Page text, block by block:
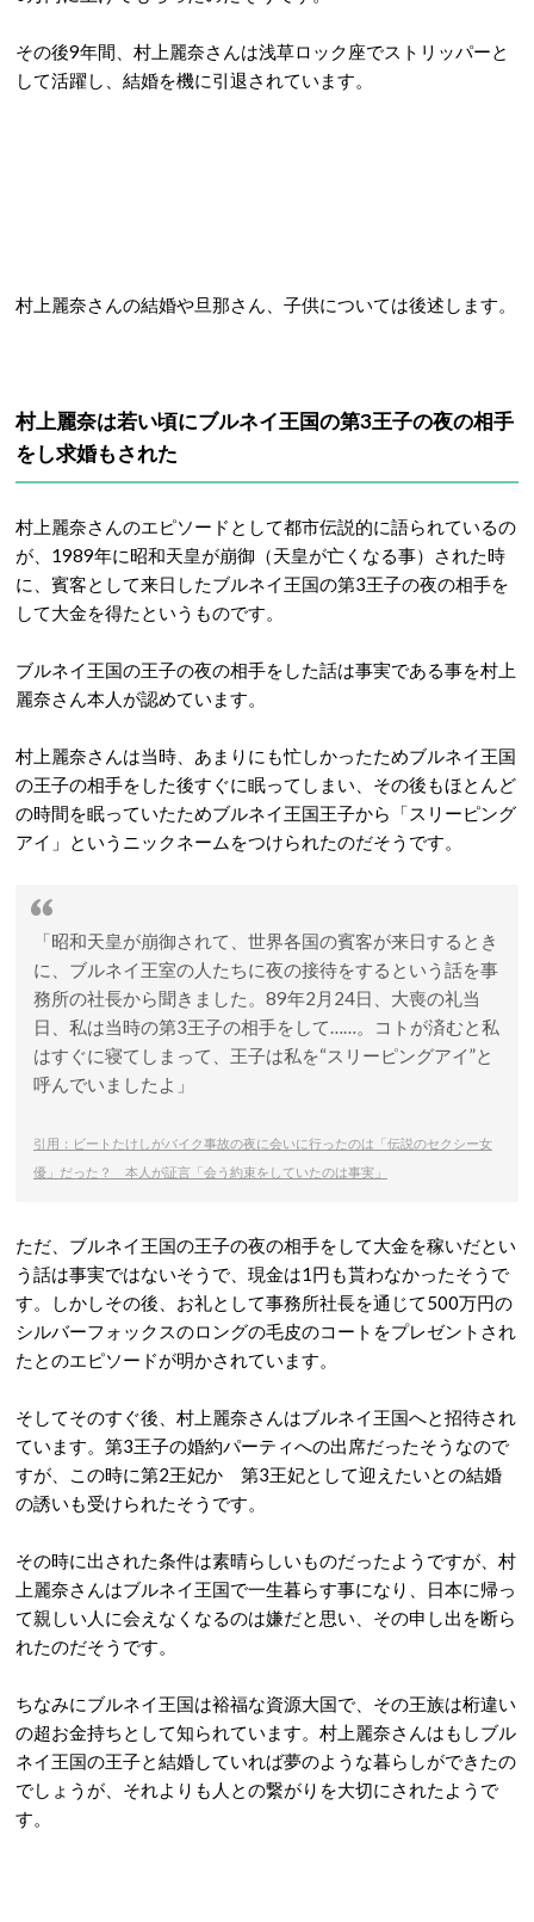
その後9年間、村上麗奈さんは浅草ロック座でストリッパーと
して活躍し、結婚を機に引退されています。
村上麗奈さんの結婚や旦那さん、子供については後述します。
村上麗奈は若い頃にブルネイ王国の第3王子の夜の相手
をし求婚もされた
村上麗奈さんのエピソードとして都市伝説的に語られているの
が、1989年に昭和天皇が崩御（天皇が亡くなる事）された時
に、賓客として来日したブルネイ王国の第3王子の夜の相手を
して大金を得たというものです。
ブルネイ王国の王子の夜の相手をした話は事実である事を村上
麗奈さん本人が認めています。
村上麗奈さんは当時、あまりにも忙しかったためブルネイ王国
の王子の相手をした後すぐに眠ってしまい、その後もほとんど
の時間を眠っていたためブルネイ王国王子から「スリーピング
アイ」というニックネームをつけられたのだそうです。
「昭和天皇が崩御されて、世界各国の賓客が来日するとき
に、ブルネイ王室の人たちに夜の接待をするという話を事
務所の社長から聞きました。89年2月24日、大喪の礼当
日、私は当時の第3王子の相手をして……。コトが済むと私
はすぐに寝てしまって、王子は私を“スリーピングアイ”と
呼んでいましたよ」
引用：ビートたけしがバイク事故の夜に会いに行ったのは「伝説のセクシー女
優」だった？ 本人が証言「会う約束をしていたのは事実」
ただ、ブルネイ王国の王子の夜の相手をして大金を稼いだとい
う話は事実ではないそうで、現金は1円も貰わなかったそうで
す。しかしその後、お礼として事務所社長を通じて500万円の
シルバーフォックスのロングの毛皮のコートをプレゼントされ
たとのエピソードが明かされています。
そしてそのすぐ後、村上麗奈さんはブルネイ王国へと招待され
ています。第3王子の婚約パーティへの出席だったそうなので
すが、この時に第2王妃か 第3王妃として迎えたいとの結婚
の誘いも受けられたそうです。
その時に出された条件は素晴らしいものだったようですが、村
上麗奈さんはブルネイ王国で一生暮らす事になり、日本に帰っ
て親しい人に会えなくなるのは嫌だと思い、その申し出を断ら
れたのだそうです。
ちなみにブルネイ王国は裕福な資源大国で、その王族は桁違い
の超お金持ちとして知られています。村上麗奈さんはもしブル
ネイ王国の王子と結婚していれば夢のような暮らしができたの
でしょうが、それよりも人との繋がりを大切にされたようで
す。